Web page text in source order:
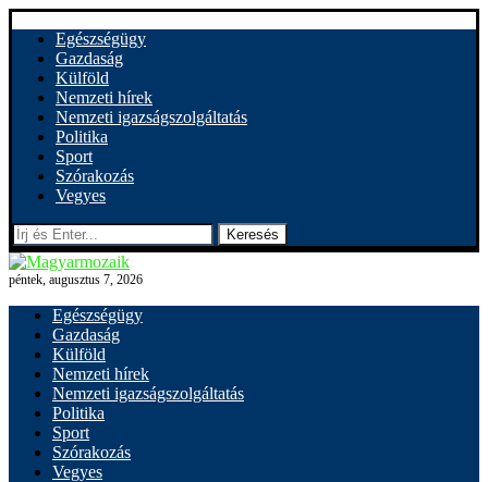
Egészségügy
Gazdaság
Külföld
Nemzeti hírek
Nemzeti igazságszolgáltatás
Politika
Sport
Szórakozás
Vegyes
Keresés
péntek, augusztus 7, 2026
Egészségügy
Gazdaság
Külföld
Nemzeti hírek
Nemzeti igazságszolgáltatás
Politika
Sport
Szórakozás
Vegyes